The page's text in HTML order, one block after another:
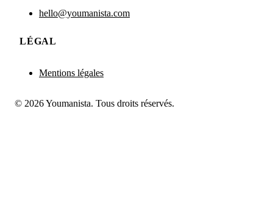
hello@youmanista.com
LÉGAL
Mentions légales
© 2026 Youmanista. Tous droits réservés.